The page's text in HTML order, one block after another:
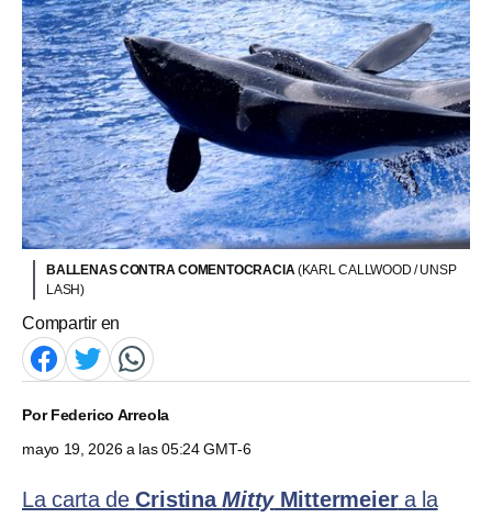
BALLENAS CONTRA COMENTOCRACIA(KARL CALLWOOD / UNSP
LASH)
Compartir en
PorFederico Arreola
mayo 19, 2026 a las 05:24 GMT-6
La carta deCristinaMittyMittermeiera la